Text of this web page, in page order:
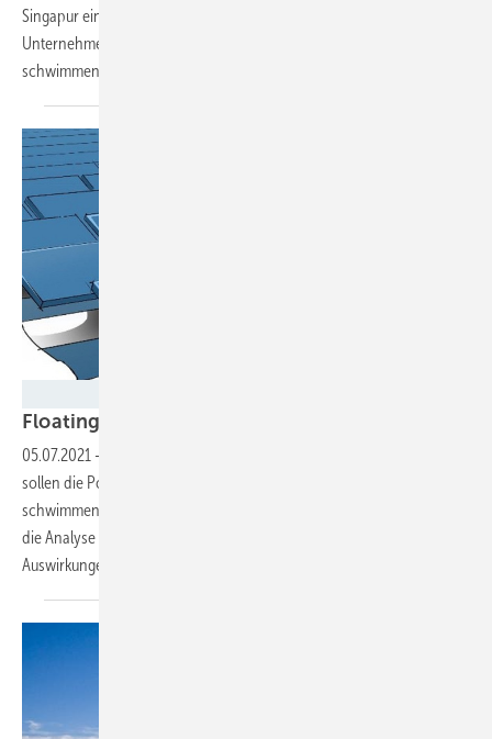
Singapur eine Floating-PV-Anlage gebaut. Dabei musste das
Unternehmen größere Herausforderungen meistern als sie mit
schwimmenden Anlagen auf Binnenseen notwendig
Floating PV auf dem
05.07.2021 -
sollen die Potenziale und die technische Umsetzung von
schwimmenden Solaranlagen untersucht werden. Dazu gehören auch
die Analyse der Wirtschaftlichkeit und und der gewässerökologischen
Auswirkungen.